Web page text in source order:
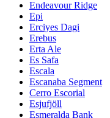
Endeavour Ridge
Epi
Erciyes Dagi
Erebus
Erta Ale
Es Safa
Escala
Escanaba Segment
Cerro Escorial
Esjufjöll
Esmeralda Bank